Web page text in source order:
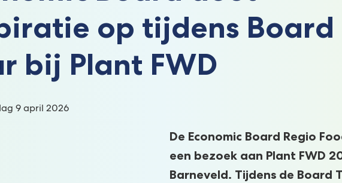
op tijdens Board
bij Plant FWD
9 april 2026
De Economic Board Regio
een bezoek aan Plant FWD
Barneveld. Tijdens de Board